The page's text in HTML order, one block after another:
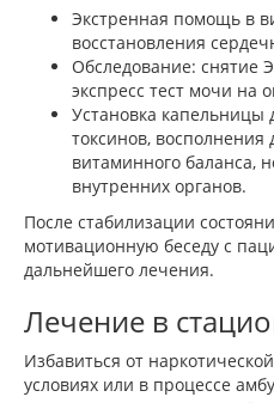
Экстренная помощь в
восстановления
Обследование: снятие
экспресс тест мочи на
Установка капельницы
токсинов, восполнения
витаминного баланса,
внутренних органов.
После стабилизации
мотивационную беседу с
дальнейшего лечения.
Лечение в
Избавиться от
условиях или в процессе